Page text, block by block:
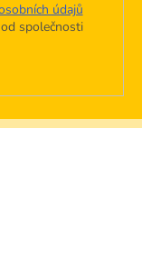
údajů
společnosti